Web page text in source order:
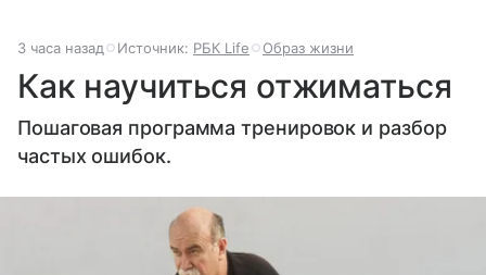
3 часа назад Источник: РБК Life Образ жизни
Как научиться отжиматься
Пошаговая программа тренировок и разбор
частых ошибок.